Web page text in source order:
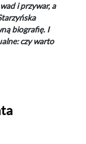
i przywar, a
biografię. I
czy warto